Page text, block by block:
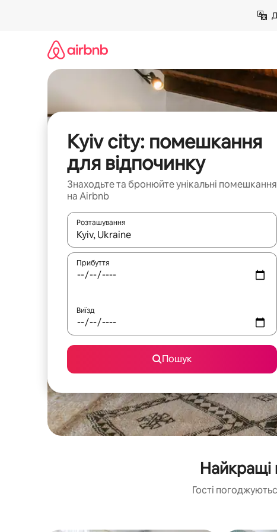
Kyiv city: помешкання
для відпочинку
Знаходьте та бронюйте унікальні помешкання
на Airbnb
Розташування
Отримавши результати пошуку, використовуйте
Прибуття
Виїзд
Пошук
Найкращі
Гості